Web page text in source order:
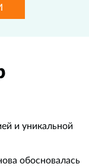
и уникальной
обосновалась